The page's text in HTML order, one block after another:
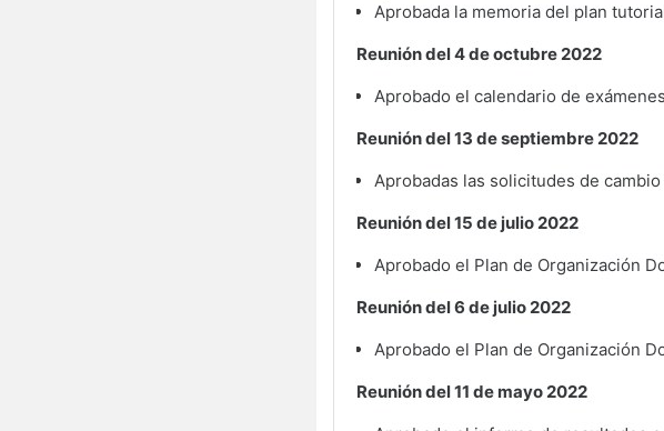
Aprobada la memoria del plan
Reunión del 4 de octubre 2022
Aprobado el calendario de
Reunión del 13 de septiembre 2022
Aprobadas las solicitudes de
Reunión del 15 de julio 2022
Aprobado el Plan de Organización
Reunión del 6 de julio 2022
Aprobado el Plan de Organización
Reunión del 11 de mayo 2022